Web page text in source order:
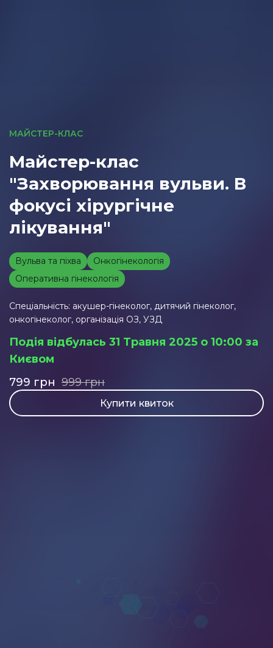
МАЙСТЕР-КЛАС
Майстер-клас
"Захворювання вульви. В
фокусі хірургічне
лікування"
Вульва та піхва
Онкогінекологія
Оперативна гінекологія
Спеціальність: акушер-гінеколог, дитячий гінеколог,
онкогінеколог, організація ОЗ, УЗД
Подія відбулась 31 Травня 2025 о 10:00 за
Києвом
Купити квиток
799 грн 999грн